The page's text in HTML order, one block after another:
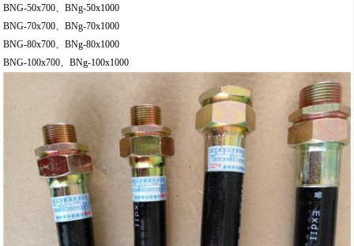
BNG-50x700、BNg-50x1000
BNG-70x700、BNg-70x1000
BNG-80x700、BNg-80x1000
BNG-100x700、BNg-100x1000